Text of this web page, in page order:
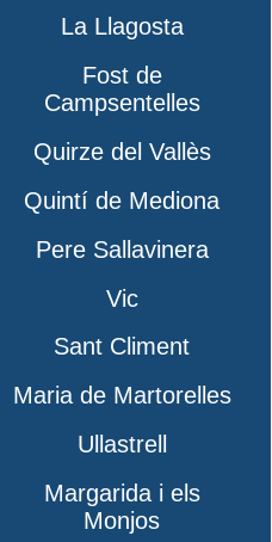
La Llagosta
Fost de
Campsentelles
Quirze del Vallès
Quintí de Mediona
Pere Sallavinera
Vic
Sant Climent
Maria de Martorelles
Ullastrell
Margarida i els
Monjos